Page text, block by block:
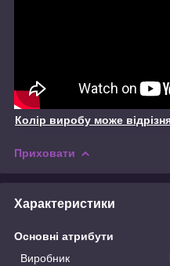
Колір виробу може
Приховати
Характеристики
Основні атрибути
Виробник